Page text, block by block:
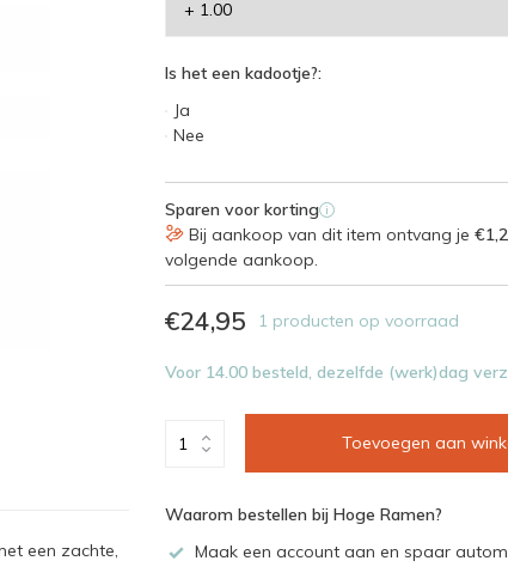
een zachte,
Is het een kadootje?:
Ja
Nee
Sparen voor korting i
Bij aankoop van dit item ontvang je
volgende aankoop.
€24,95 1 producten op voorraad
Voor 14.00 besteld, dezelfde (werk)dag
Toevoegen aan
Waarom bestellen bij Hoge Ramen?
Maak een account aan en spaar